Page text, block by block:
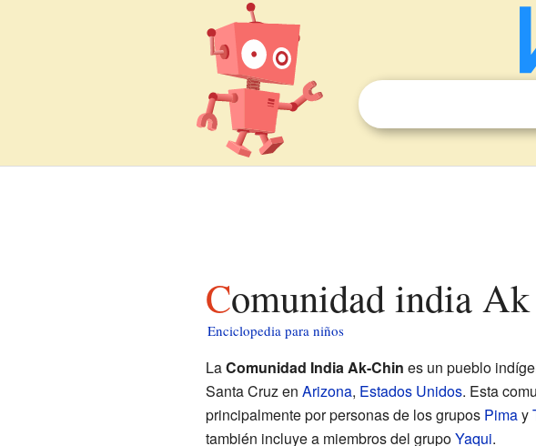
Comunidad india
Enciclopedia para niños
LaComunidad India Ak-Chin es un pueblo
Santa Cruz en Arizona, Estados Unidos. Esta
principalmente por personas de los grupos Pimay
también incluye a miembros del grupoYaqui.